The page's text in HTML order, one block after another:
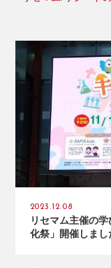
2023.12.08
リセマム主催の
化祭」開催しまし